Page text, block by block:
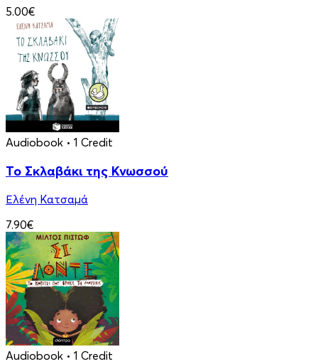
5.00€
Audiobook • 1 Credit
Το Σκλαβάκι της Κνωσσού
Ελένη Κατσαμά
7.90€
Audiobook • 1 Credit